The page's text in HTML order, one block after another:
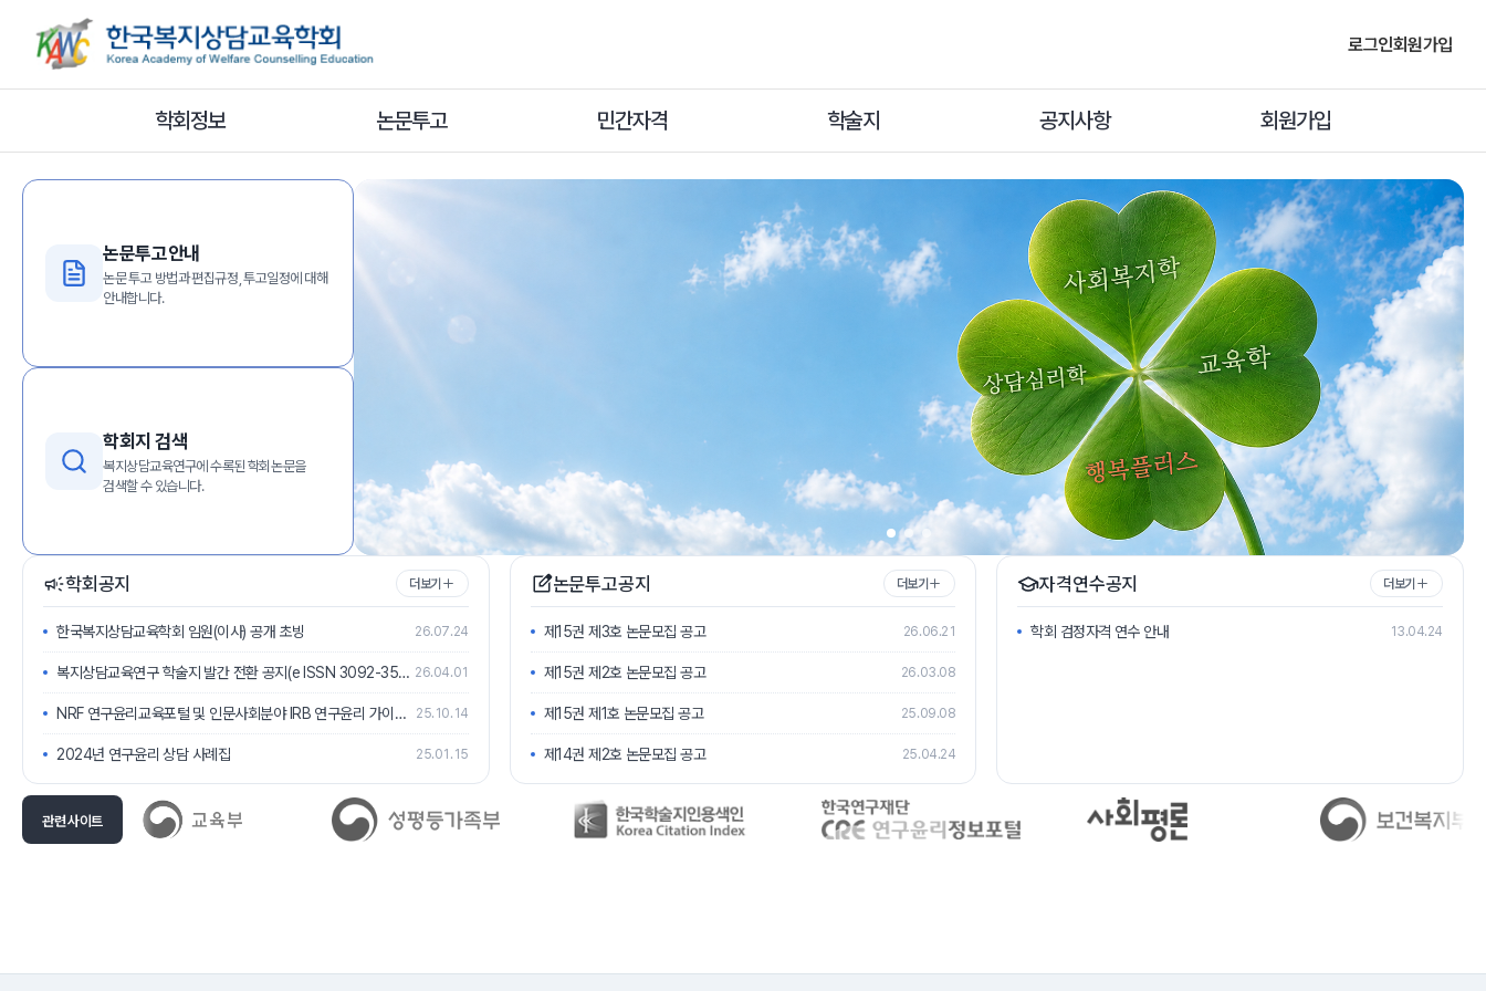
로그인회원가입
학회정보 논문투고 민간자격 학술지 공지사항 회원가입
논문투고안내
논문 투고 방법과 편집규정, 투고일정에 대해
안내합니다.
학회지 검색
복지상담교육연구에 수록된 학회논문을
검색할 수 있습니다.
학제간 대표적 융합
학술교육단체입니다.
학회공지 더보기
한국복지상담교육학회 임원(이사) 공개 초빙 26.07.24
복지상담교육연구 학술지 발간 전환 공지(e ISSN 3092-3506) 26.04.01
NRF 연구윤리교육포털 및 인문사회분야 IRB 연구윤리 가이드라인 안내 25.10.14
2024년 연구윤리 상담 사례집 25.01.15
논문투고공지 더보기
제15권 제3호 논문모집 공고 26.06.21
제15권 제2호 논문모집 공고 26.03.08
제15권 제1호 논문모집 공고 25.09.08
제14권 제2호 논문모집 공고 25.04.24
자격연수공지 더보기
학회 검정자격 연수 안내 13.04.24
관련 사이트